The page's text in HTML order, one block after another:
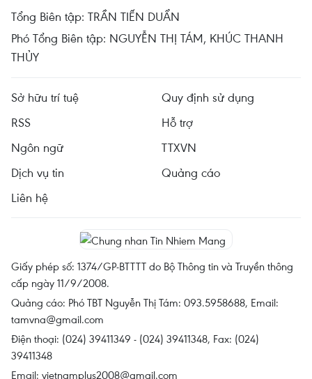
Tổng Biên tập: TRẦN TIẾN DUẨN
Phó Tổng Biên tập: NGUYỄN THỊ TÁM, KHÚC THANH
THỦY
Sở hữu trí tuệ
Quy định sử dụng
RSS
Hỗ trợ
Ngôn ngữ
TTXVN
Dịch vụ tin
Quảng cáo
Liên hệ
Giấy phép số: 1374/GP-BTTTT do Bộ Thông tin và Truyền thông
cấp ngày 11/9/2008.
Quảng cáo: Phó TBT Nguyễn Thị Tám: 093.5958688, Email:
tamvna@gmail.com
Điện thoại: (024) 39411349 - (024) 39411348, Fax: (024)
39411348
Email: vietnamplus2008@gmail.com